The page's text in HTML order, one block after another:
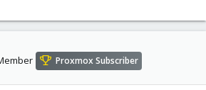
Proxmox Subscriber